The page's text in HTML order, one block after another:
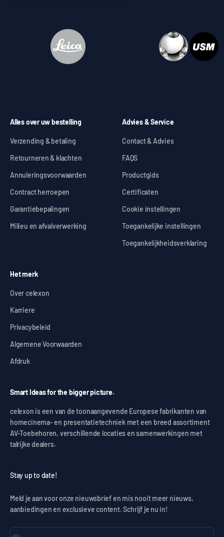
Alles over uw bestelling
Verzending & betaling
Retourneren & klachten
Annuleringsvoorwaarden
Contract herroepen
Garantiebepalingen
Milieu en afvalverwerking
Advies & Service
Contact & Advies
FAQS
Productgids
Certificaten
Cookie instellingen
Toegankelijke instellingen
Toegankelijkheidsverklaring
Het merk
Over celexon
Karriere
Privacybeleid
Algemene Voorwaarden
Afdruk
Smart Ideas for the bigger picture.
celexon is een van de toonaangevende Europese fabrikanten van
homecinema- en presentatietechniek met een breed assortiment
AV-Toebehoren, verschillende locaties en samenwerkingen met
talrijke dealers.
Stay up to date!
Meld je aan voor onze nieuwsbrief en mis nooit meer nieuws,
aanbiedingen en exclusieve content. Schrijf je nu in!